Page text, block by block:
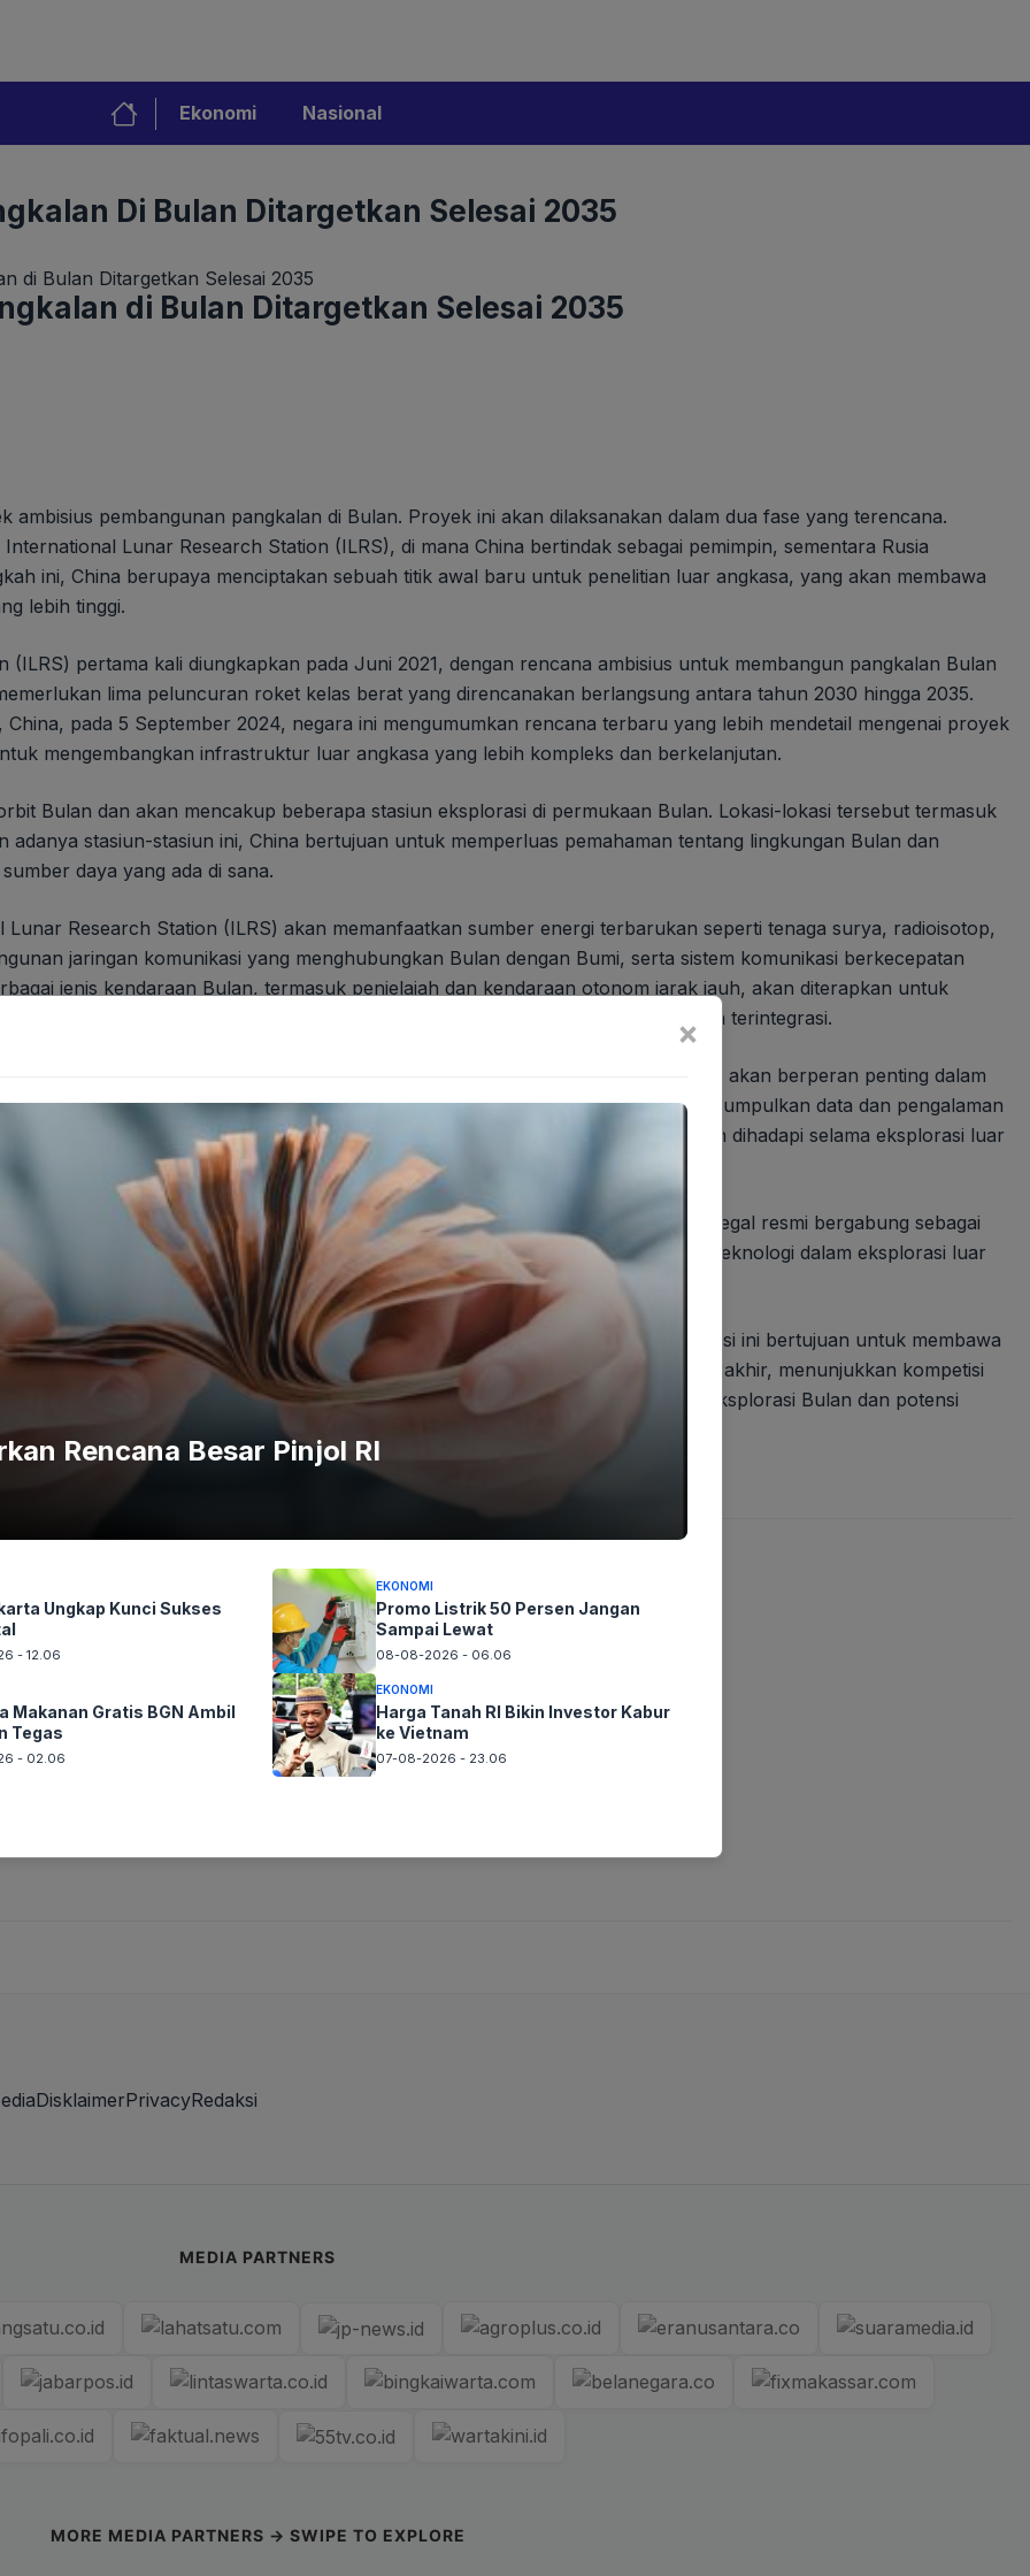
Ekonomi Nasional
Di Bulan Ditargetkan Selesai 2035
di Bulan Ditargetkan Selesai 2035
di Bulan Ditargetkan Selesai 2035
pembangunan pangkalan di Bulan. Proyek ini akan dilaksanakan dalam dua fase yang terencana.
Lunar Research Station (ILRS), di mana China bertindak sebagai pemimpin, sementara Rusia
ini, China berupaya menciptakan sebuah titik awal baru untuk penelitian luar angkasa, yang akan membawa
lebih tinggi.
pertama kali diungkapkan pada Juni 2021, dengan rencana ambisius untuk membangun pangkalan Bulan
lima peluncuran roket kelas berat yang direncanakan berlangsung antara tahun 2030 hingga 2035.
pada 5 September 2024, negara ini mengumumkan rencana terbaru yang lebih mendetail mengenai proyek
mengembangkan infrastruktur luar angkasa yang lebih kompleks dan berkelanjutan.
Bulan dan akan mencakup beberapa stasiun eksplorasi di permukaan Bulan. Lokasi-lokasi tersebut termasuk
stasiun-stasiun ini, China bertujuan untuk memperluas pemahaman tentang lingkungan Bulan dan
daya yang ada di sana.
Research Station (ILRS) akan memanfaatkan sumber energi terbarukan seperti tenaga surya, radioisotop,
jaringan komunikasi yang menghubungkan Bulan dengan Bumi, serta sistem komunikasi berkecepatan
jenis kendaraan Bulan, termasuk penjelajah dan kendaraan otonom jarak jauh, akan diterapkan untuk
ini, ILRS bertujuan untuk menciptakan ekosistem luar angkasa yang efisien dan terintegrasi.
luar angkasa China, pengembangan jaringan pangkalan Bulan yang diperluas ini akan berperan penting dalam
membangun infrastruktur yang kokoh di Bulan, China berharap dapat mengumpulkan data dan pengalaman
serta memberikan pemahaman lebih mendalam tentang tantangan yang akan dihadapi selama eksplorasi luar
dalam proyek International Lunar Research Station (ILRS). Baru-baru ini, Senegal resmi bergabung sebagai
lebih banyak negara, China berharap dapat memperluas kolaborasi ilmiah dan teknologi dalam eksplorasi luar
tujuan bersama dalam memahami dan memanfaatkan sumber daya Bulan.
NASA, sedang melaksanakan program terpisah yang dikenal sebagai Artemis. Misi ini bertujuan untuk membawa
rencana ambisius untuk mengirim astronaut ke Bulan sebelum dekade ini berakhir, menunjukkan kompetisi
Kedua program ini mencerminkan peningkatan minat global terhadap eksplorasi Bulan dan potensi
Ilmiahnya
Langka Seorang Fotografer
Temukan Sisa Kapal
Misi Memantau Bahaya Matahari
Fenomena Lautan yang Menghilang
DisklaimerPrivacyRedaksi
MEDIA PARTNERS
MORE MEDIA PARTNERS → SWIPE TO EXPLORE
×
Rencana Besar Pinjol RI
Ungkap Kunci Sukses
- 12.06
EKONOMI
Promo Listrik 50 Persen Jangan
Sampai Lewat
08-08-2026 - 06.06
Makanan Gratis BGN Ambil
Tegas
- 02.06
EKONOMI
Harga Tanah RI Bikin Investor Kabur
ke Vietnam
07-08-2026 - 23.06